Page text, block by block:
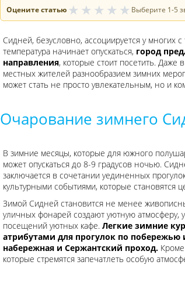
Оцените статью ★ ★ ★ ★ ★ Выберите 1-5
Сидней, безусловно, ассоциируется у
температура начинает опускаться, город
направления, которые стоит посетить. Даже
местных жителей разнообразием зимних
может стать не просто увлекательным, но и
Очарование зимнего
В зимние месяцы, которые для южного
может опускаться до 8-9 градусов ночью.
заключается в сочетании уединенных
культурными событиями, которые становятся
Зимой Сидней становится не менее
уличных фонарей создают уютную
посещений уютных кафе. Легкие зимние
атрибутами для прогулок по
набережная и Сержантский проход.
которые стремятся запечатлеть особую